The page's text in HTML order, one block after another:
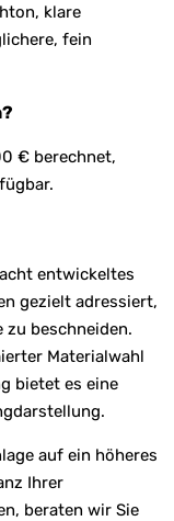
klare
fein
€ berechnet,
entwickeltes
gezielt adressiert,
zu beschneiden.
Materialwahl
bietet es eine
auf ein höheres
Ihrer
beraten wir Sie